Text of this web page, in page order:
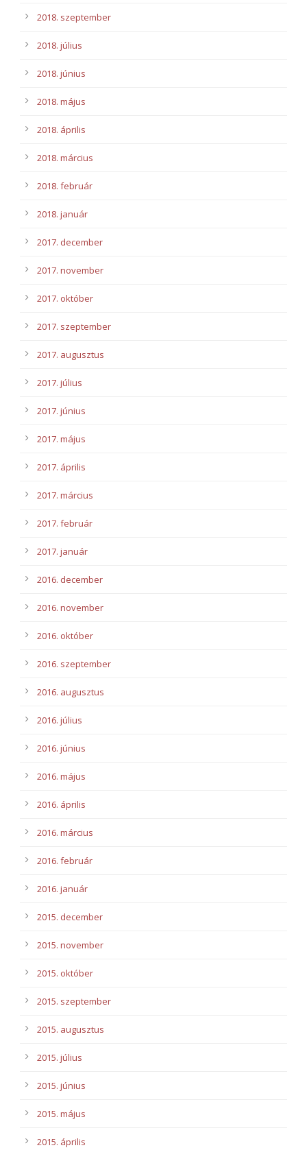
2018. szeptember
2018. július
2018. június
2018. május
2018. április
2018. március
2018. február
2018. január
2017. december
2017. november
2017. október
2017. szeptember
2017. augusztus
2017. július
2017. június
2017. május
2017. április
2017. március
2017. február
2017. január
2016. december
2016. november
2016. október
2016. szeptember
2016. augusztus
2016. július
2016. június
2016. május
2016. április
2016. március
2016. február
2016. január
2015. december
2015. november
2015. október
2015. szeptember
2015. augusztus
2015. július
2015. június
2015. május
2015. április